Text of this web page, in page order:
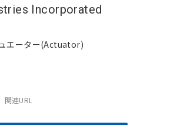
Incorporated
エーター(Actuator)
連URL